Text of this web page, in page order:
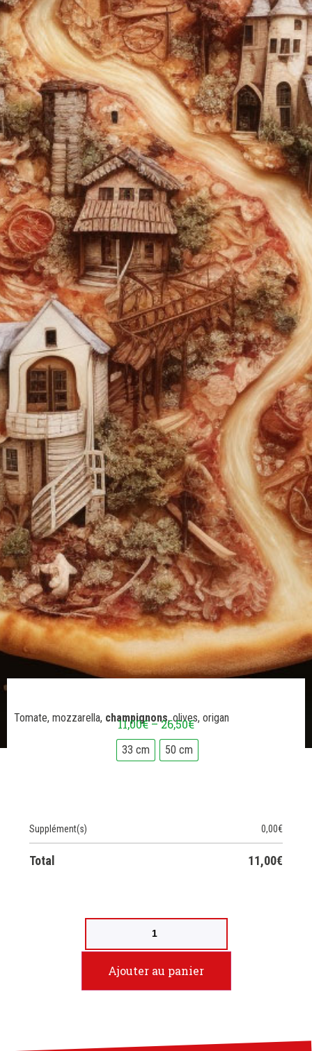
Tomate, mozzarella, champignons, olives, origan
11,00€–26,50€
33 cm 50 cm
Supplément(s) 0,00€
Total 11,00€
Ajouter au panier